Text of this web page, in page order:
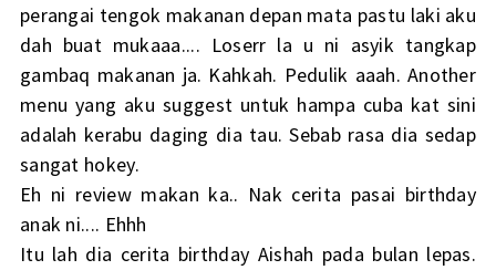
perangai tengok makanan depan mata pastu laki aku
dah buat mukaaa.... Loserr la u ni asyik tangkap
gambaq makanan ja. Kahkah. Pedulik aaah. Another
menu yang aku suggest untuk hampa cuba kat sini
adalah kerabu daging dia tau. Sebab rasa dia sedap
sangat hokey.
Eh ni review makan ka.. Nak cerita pasai birthday
anak ni.... Ehhh
Itu lah dia cerita birthday Aishah pada bulan lepas.